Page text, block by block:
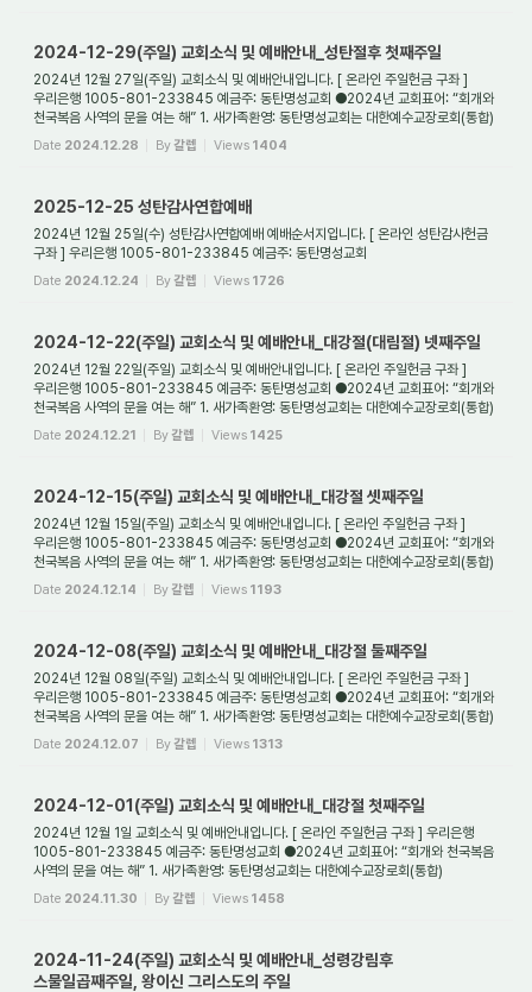
2024-12-29(주일) 교회소식 및 예배안내_성탄절후 첫째주일
2024년 12월 27일(주일) 교회소식 및 예배안내입니다. [ 온라인 주일헌금 구좌 ]
우리은행 1005-801-233845 예금주: 동탄명성교회 ●2024년 교회표어: “회개와
천국복음 사역의 문을 여는 해” 1. 새가족환영: 동탄명성교회는 대한예수교장로회(통합)
경기노회에...
Date 2024.12.28 By갈렙 Views 1404
2025-12-25 성탄감사연합예배
2024년 12월 25일(수) 성탄감사연합예배 예배순서지입니다. [ 온라인 성탄감사헌금
구좌 ] 우리은행 1005-801-233845 예금주: 동탄명성교회
Date 2024.12.24 By갈렙 Views 1726
2024-12-22(주일) 교회소식 및 예배안내_대강절(대림절) 넷째주일
2024년 12월 22일(주일) 교회소식 및 예배안내입니다. [ 온라인 주일헌금 구좌 ]
우리은행 1005-801-233845 예금주: 동탄명성교회 ●2024년 교회표어: “회개와
천국복음 사역의 문을 여는 해” 1. 새가족환영: 동탄명성교회는 대한예수교장로회(통합)
경기노회에...
Date 2024.12.21 By갈렙 Views 1425
2024-12-15(주일) 교회소식 및 예배안내_대강절 셋째주일
2024년 12월 15일(주일) 교회소식 및 예배안내입니다. [ 온라인 주일헌금 구좌 ]
우리은행 1005-801-233845 예금주: 동탄명성교회 ●2024년 교회표어: “회개와
천국복음 사역의 문을 여는 해” 1. 새가족환영: 동탄명성교회는 대한예수교장로회(통합)
경기노회에...
Date 2024.12.14 By갈렙 Views 1193
2024-12-08(주일) 교회소식 및 예배안내_대강절 둘째주일
2024년 12월 08일(주일) 교회소식 및 예배안내입니다. [ 온라인 주일헌금 구좌 ]
우리은행 1005-801-233845 예금주: 동탄명성교회 ●2024년 교회표어: “회개와
천국복음 사역의 문을 여는 해” 1. 새가족환영: 동탄명성교회는 대한예수교장로회(통합)
경기노회에...
Date 2024.12.07 By갈렙 Views 1313
2024-12-01(주일) 교회소식 및 예배안내_대강절 첫째주일
2024년 12월 1일 교회소식 및 예배안내입니다. [ 온라인 주일헌금 구좌 ] 우리은행
1005-801-233845 예금주: 동탄명성교회 ●2024년 교회표어: “회개와 천국복음
사역의 문을 여는 해” 1. 새가족환영: 동탄명성교회는 대한예수교장로회(통합)
경기노회에 속해있...
Date 2024.11.30 By갈렙 Views 1458
2024-11-24(주일) 교회소식 및 예배안내_성령강림후
스물일곱째주일, 왕이신 그리스도의 주일